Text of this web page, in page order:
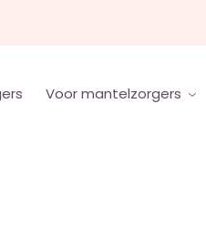
Voor mantelzorgers